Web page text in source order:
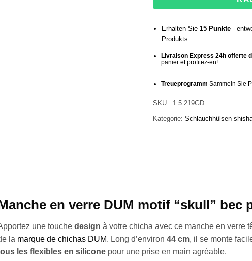
Erhalten Sie 15Punkte-
Produkts
Livraison Express 24h offerte
panier et profitez-en!
Treueprogramm Sammeln Sie
SKU : 1.5.219GD
Kategorie: Schlauchhülsen
en verre DUM motif “skull” bec
une touche design à votre chicha avec ce manche en verre
la marque de chichas DUM. Long d’environ 44 cm, il se monte
les flexibles en silicone pour une prise en main agréable.